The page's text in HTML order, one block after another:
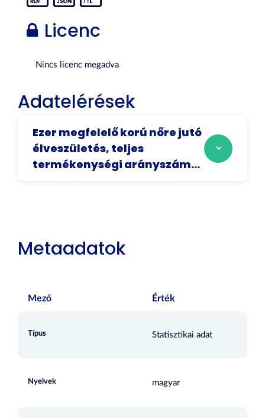
Licenc
Nincs licenc megadva
Adatelérések
Ezer megfelelő korú nőre jutó
élveszületés, teljes
termékenységi arányszám...
Metaadatok
Mező Érték
Típus Statisztikai adat
Nyelvek magyar